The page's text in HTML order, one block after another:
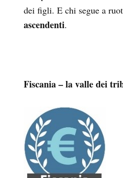
dei figli. E chi segue a
ascendenti.
Fiscania – la valle dei